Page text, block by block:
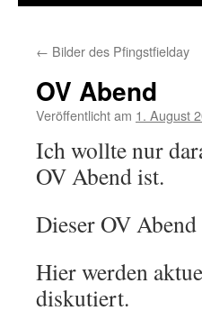
← Bilder des Pfingstfielday
OV Abend
Veröffentlicht am 1. August
Ich wollte nur
OV Abend ist.
Dieser OV
Hier werden
diskutiert.